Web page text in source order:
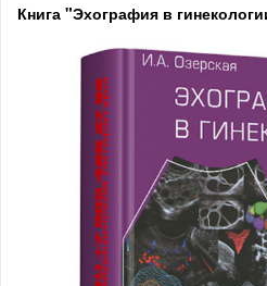
Книга "Эхография в